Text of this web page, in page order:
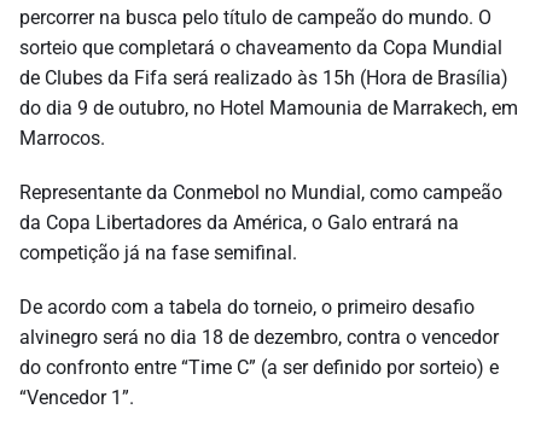
percorrer na busca pelo título de campeão do mundo. O
sorteio que completará o chaveamento da Copa Mundial
de Clubes da Fifa será realizado às 15h (Hora de Brasília)
do dia 9 de outubro, no Hotel Mamounia de Marrakech, em
Marrocos.
Representante da Conmebol no Mundial, como campeão
da Copa Libertadores da América, o Galo entrará na
competição já na fase semifinal.
De acordo com a tabela do torneio, o primeiro desafio
alvinegro será no dia 18 de dezembro, contra o vencedor
do confronto entre “Time C” (a ser definido por sorteio) e
“Vencedor 1”.